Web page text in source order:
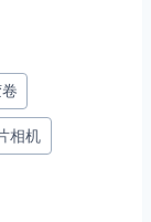
相机